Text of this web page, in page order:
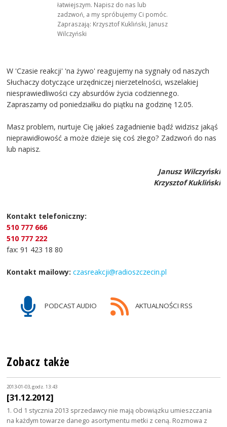
łatwiejszym. Napisz do nas lub
zadzwoń, a my spróbujemy Ci pomóc.
Zapraszają: Krzysztof Kukliński, Janusz
Wilczyński
W 'Czasie reakcji' 'na żywo' reagujemy na sygnały od naszych
Słuchaczy dotyczące urzędniczej nierzetelności, wszelakiej
niesprawiedliwości czy absurdów życia codziennego.
Zapraszamy od poniedziałku do piątku na godzinę 12.05.
Masz problem, nurtuje Cię jakieś zagadnienie bądź widzisz jakąś
nieprawidłowość a może dzieje się coś złego? Zadzwoń do nas
lub napisz.
Janusz Wilczyński
Krzysztof Kukliński
Kontakt telefoniczny:
510 777 666
510 777 222
fax: 91 423 18 80
Kontakt mailowy: czasreakcji@radioszczecin.pl
PODCAST AUDIO AKTUALNOŚCI RSS
Zobacz także
2013-01-03, godz. 13:43
[31.12.2012]
1. Od 1 stycznia 2013 sprzedawcy nie mają obowiązku umieszczania
na każdym towarze danego asortymentu metki z ceną. Rozmowa z